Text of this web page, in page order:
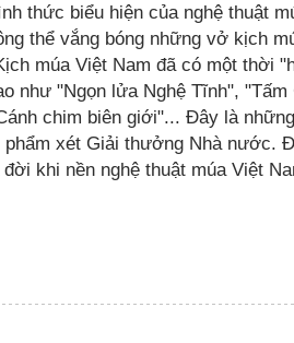
thức biểu hiện của nghệ thuật
thể vắng bóng những vở kịch
múa Việt Nam đã có một thời
như "Ngọn lửa Nghệ Tĩnh", "Tấm
chim biên giới"... Đây là
xét Giải thưởng Nhà nước.
khi nền nghệ thuật múa Việt